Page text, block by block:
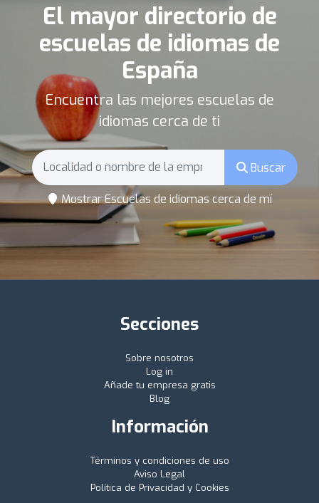
El mayor directorio de
escuelas de idiomas de
España
Encuentra las mejores escuelas de
idiomas cerca de ti
Buscar
Mostrar Escuelas de idiomas cerca de mí
Secciones
Sobre nosotros
Log in
Añade tu empresa gratis
Blog
Información
Términos y condiciones de uso
Aviso Legal
Política de Privacidad y Cookies